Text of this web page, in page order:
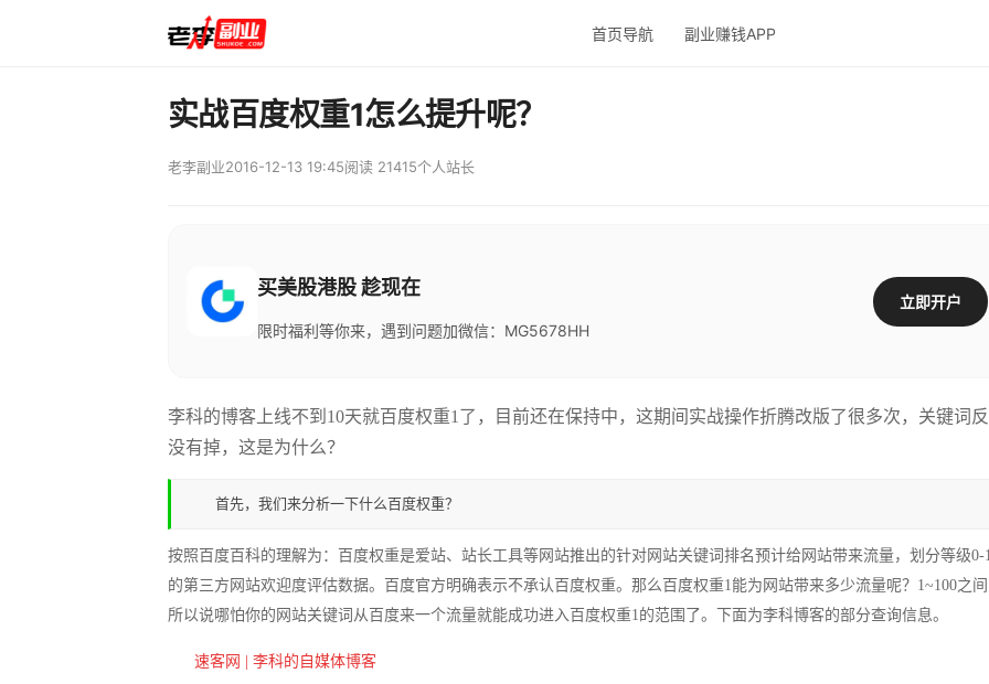
首页导航 副业赚钱APP
实战百度权重1怎么提升呢？
老李副业2016-12-13 19:45阅读 21415个人站长
买美股港股 趁现在
限时福利等你来，遇到问题加微信：MG5678HH
立即开户
李科的博客上线不到10天就百度权重1了，目前还在保持中，这期间实战操作折腾改版了很多次，关键词
没有掉，这是为什么？
首先，我们来分析一下什么百度权重？
按照百度百科的理解为：百度权重是爱站、站长工具等网站推出的针对网站关键词排名预计给网站带来流量，划分等级0-
的第三方网站欢迎度评估数据。百度官方明确表示不承认百度权重。那么百度权重1能为网站带来多少流量呢？1~100之间
所以说哪怕你的网站关键词从百度来一个流量就能成功进入百度权重1的范围了。下面为李科博客的部分查询信息。
速客网 | 李科的自媒体博客